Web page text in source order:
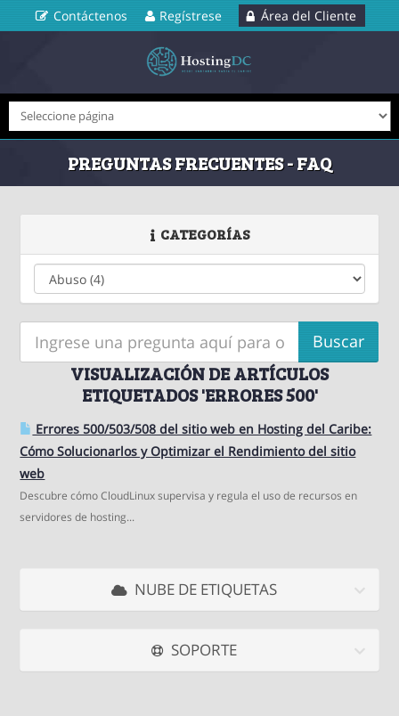
Contáctenos Regístrese Área del Cliente
PREGUNTAS FRECUENTES - FAQ
CATEGORÍAS
VISUALIZACIÓN DE ARTÍCULOS
ETIQUETADOS 'ERRORES 500'
Errores 500/503/508 del sitio web en Hosting del Caribe:
Cómo Solucionarlos y Optimizar el Rendimiento del sitio
web
Descubre cómo CloudLinux supervisa y regula el uso de recursos en
servidores de hosting...
NUBE DE ETIQUETAS
SOPORTE